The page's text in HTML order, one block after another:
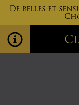
De belles et